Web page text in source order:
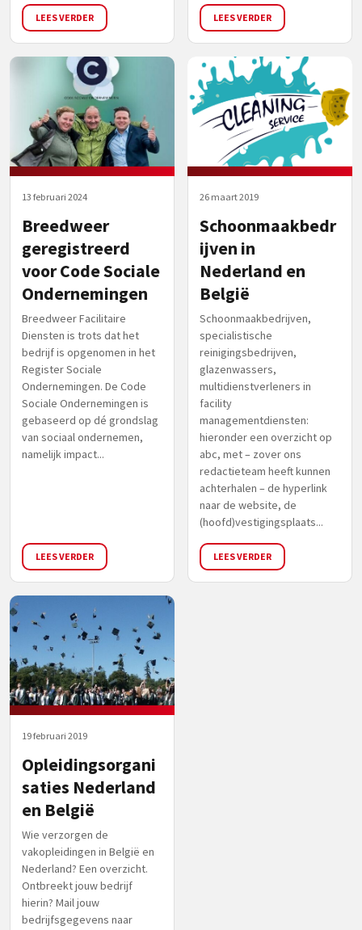
LEES VERDER LEES VERDER
13 februari 2024
Breedweer
geregistreerd
voor Code Sociale
Ondernemingen
Breedweer Facilitaire
Diensten is trots dat het
bedrijf is opgenomen in het
Register Sociale
Ondernemingen. De Code
Sociale Ondernemingen is
gebaseerd op dé grondslag
van sociaal ondernemen,
namelijk impact...
LEES VERDER
26 maart 2019
Schoonmaakbedr
ijven in
Nederland en
België
Schoonmaakbedrijven,
specialistische
reinigingsbedrijven,
glazenwassers,
multidienstverleners in
facility
managementdiensten:
hieronder een overzicht op
abc, met – zover ons
redactieteam heeft kunnen
achterhalen – de hyperlink
naar de website, de
(hoofd)vestigingsplaats...
LEES VERDER
19 februari 2019
Opleidingsorgani
saties Nederland
en België
Wie verzorgen de
vakopleidingen in België en
Nederland? Een overzicht.
Ontbreekt jouw bedrijf
hierin? Mail jouw
bedrijfsgegevens naar